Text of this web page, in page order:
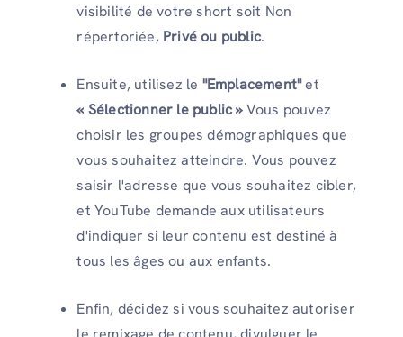
visibilité de votre short soit Non
répertoriée, Privé ou public.
Ensuite, utilisez le "Emplacement"et
« Sélectionner le public »Vous pouvez
choisir les groupes démographiques que
vous souhaitez atteindre. Vous pouvez
saisir l'adresse que vous souhaitez cibler,
et YouTube demande aux utilisateurs
d'indiquer si leur contenu est destiné à
tous les âges ou aux enfants.
Enfin, décidez si vous souhaitez autoriser